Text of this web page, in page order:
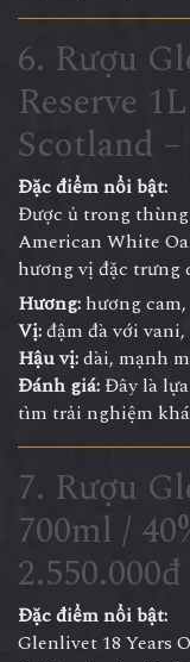
6. Rượu
Reserve
Scotland
Đặc điểm nổi bật:
Được ủ trong
American White
hương vị đặc trưng
Hương: hương
Vị:đậm đà với
Hậu vị:dài, mạnh
Đánh giá: Đây là
tìm trải nghiệm
7. Rượu
700ml /
2.550.000đ
Đặc điểm nổi bật:
Glenlivet 18 Years